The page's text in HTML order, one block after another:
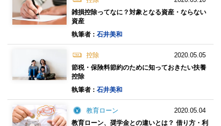
雑損控除ってなに？対象となる資産・ならない
資産
執筆者 : 石井美和
控除 2020.05.05
節税・保険料節約のために知っておきたい扶養
控除
執筆者 : 石井美和
教育ローン 2020.05.04
教育ローン、奨学金との違いとは？ 借り方・利